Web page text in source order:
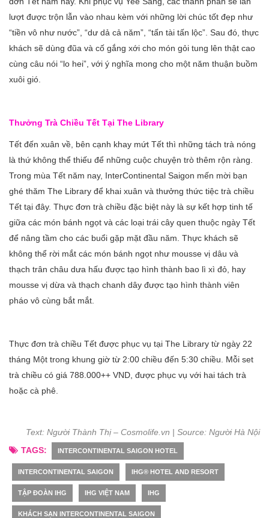
lượt được trộn lẫn vào nhau kèm với những lời chúc tốt đẹp như
“tiền vô như nước”, “dư dả cả năm”, “tấn tài tấn lộc”. Sau đó, thực
khách sẽ dùng đũa và cố gắng xới cho món gỏi tung lên thật cao
cùng câu nói “lo hei”, với ý nghĩa mong cho một năm thuận buồm
xuôi gió.
Thưởng Trà Chiều Tết Tại The Library
Tết đến xuân về, bên cạnh khay mứt Tết thì những tách trà nóng
là thứ không thể thiếu để những cuộc chuyện trò thêm rộn ràng.
Trong mùa Tết năm nay, InterContinental Saigon mến mời bạn
ghé thăm The Library để khai xuân và thưởng thức tiệc trà chiều
Tết tại đây. Thực đơn trà chiều đặc biệt này là sự kết hợp tinh tế
giữa các món bánh ngọt và các loại trái cây quen thuộc ngày Tết
để nâng tầm cho các buổi gặp mặt đầu năm. Thực khách sẽ
không thể rời mắt các món bánh ngọt như mousse vị dâu và
thạch trân châu dưa hấu được tạo hình thành bao lì xì đỏ, hay
mousse vị dừa và thạch chanh dây được tạo hình thành viên
pháo vô cùng bắt mắt.
Thực đơn trà chiều Tết được phục vụ tại The Library từ ngày 22
tháng Một trong khung giờ từ 2:00 chiều đến 5:30 chiều. Mỗi set
trà chiều có giá 788.000++ VND, được phục vụ với hai tách trà
hoặc cà phê.
Text: Người Thành Thị – Cosmolife.vn | Source: Người Hà Nội
TAGS:
INTERCONTINENTAL SAIGON HOTEL
INTERCONTINENTAL SAIGON IHG® HOTEL AND RESORT
TẬP ĐOÀN IHG IHG VIỆT NAM IHG
KHÁCH SẠN INTERCONTINENTAL SAIGON